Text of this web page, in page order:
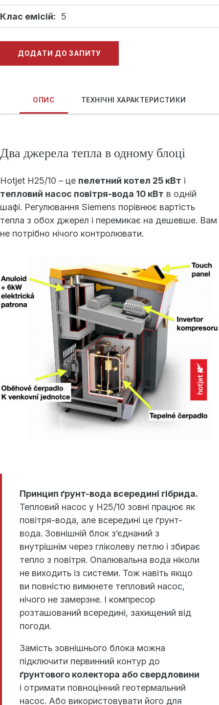
Клас емісій: 5
ДОДАТИ ДО ЗАПИТУ
ОПИС ТЕХНІЧНІ ХАРАКТЕРИСТИКИ
Два джерела тепла в одному блоці
Hotjet H25/10 – це пелетний котел 25 кВт і
тепловий насос повітря-вода 10 кВт в одній
шафі. Регулювання Siemens порівнює вартість
тепла з обох джерел і перемикає на дешевше. Вам
не потрібно нічого контролювати.
Принцип ґрунт-вода всередині гібрида.
Тепловий насос у H25/10 зовні працює як
повітря-вода, але всередині це ґрунт-
вода. Зовнішній блок з’єднаний з
внутрішнім через гліколеву петлю і збирає
тепло з повітря. Опалювальна вода ніколи
не виходить із системи. Тож навіть якщо
ви повністю вимкнете тепловий насос,
нічого не замерзне. І компресор
розташований всередині, захищений від
погоди.
Замість зовнішнього блока можна
підключити первинний контур до
ґрунтового колектора або свердловини
і отримати повноцінний геотермальний
насос. Або використовувати його для